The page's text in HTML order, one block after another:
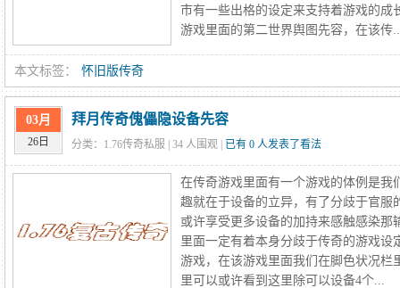
市有一些出格的设定来支持着游戏的成
游戏里面的第二世界舆图先容，在该传
本文标签： 怀旧版传奇
03月
26日
拜月传奇傀儡隐设备先容
分类：1.76传奇私服 | 34 人围观 | 已有 0 人发表了看法
在传奇游戏里面有一个游戏的体例是我
趣就在于设备的立异，有了分歧于官服
或许享受更多设备的加持来感触感染
里面一定有着本身分歧于传奇的游戏
游戏，在该游戏里面我们在脚色状况栏
里可以或许看到这里除可以设备4个...